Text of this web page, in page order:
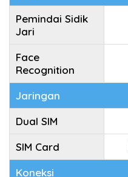
Pemindai Sidik
Jari
Face
Recognition
Jaringan
Dual SIM
SIM Card
Koneksi